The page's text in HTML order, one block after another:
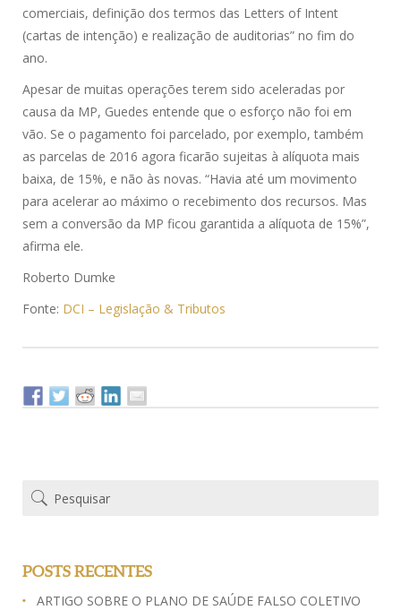
comerciais, definição dos termos das Letters of Intent
(cartas de intenção) e realização de auditorias” no fim do
ano.
Apesar de muitas operações terem sido aceleradas por
causa da MP, Guedes entende que o esforço não foi em
vão. Se o pagamento foi parcelado, por exemplo, também
as parcelas de 2016 agora ficarão sujeitas à alíquota mais
baixa, de 15%, e não às novas. “Havia até um movimento
para acelerar ao máximo o recebimento dos recursos. Mas
sem a conversão da MP ficou garantida a alíquota de 15%”,
afirma ele.
Roberto Dumke
Fonte: DCI – Legislação & Tributos
POSTS RECENTES
ARTIGO SOBRE O PLANO DE SAÚDE FALSO COLETIVO